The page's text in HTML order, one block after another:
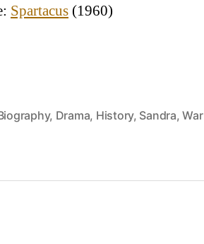
Spartacus (1960)
, Drama, History, Sandra,War